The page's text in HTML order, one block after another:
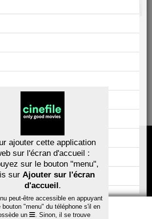
À propos de cinefile
S'inscrire/s'abonner
Newsletter
FAQ
Bons-cadeaux
des cookies. En naviguant
vous acceptez notre
ajouter cette application
sur l'écran d'accueil :
sur le bouton "menu",
sur Ajouter sur l'écran
d'accueil.
peut-être accessible en appuyant
bouton "menu" du téléphone s'il en
un
. Sinon, il se trouve